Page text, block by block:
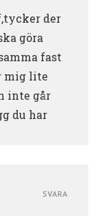
der
göra
fast
mig lite
inte går
du har
SVARA